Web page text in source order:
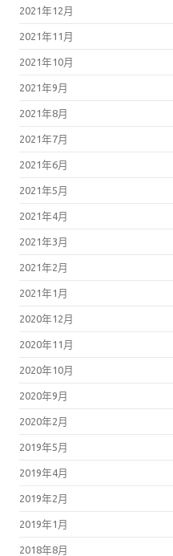
2021年12月
2021年11月
2021年10月
2021年9月
2021年8月
2021年7月
2021年6月
2021年5月
2021年4月
2021年3月
2021年2月
2021年1月
2020年12月
2020年11月
2020年10月
2020年9月
2020年2月
2019年5月
2019年4月
2019年2月
2019年1月
2018年8月